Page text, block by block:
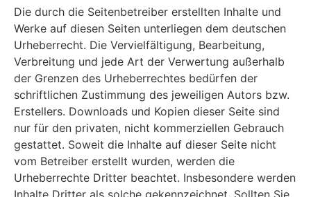
Die durch die Seitenbetreiber erstellten Inhalte und
Werke auf diesen Seiten unterliegen dem deutschen
Urheberrecht. Die Vervielfältigung, Bearbeitung,
Verbreitung und jede Art der Verwertung außerhalb
der Grenzen des Urheberrechtes bedürfen der
schriftlichen Zustimmung des jeweiligen Autors bzw.
Erstellers. Downloads und Kopien dieser Seite sind
nur für den privaten, nicht kommerziellen Gebrauch
gestattet. Soweit die Inhalte auf dieser Seite nicht
vom Betreiber erstellt wurden, werden die
Urheberrechte Dritter beachtet. Insbesondere werden
Inhalte Dritter als solche gekennzeichnet. Sollten Sie